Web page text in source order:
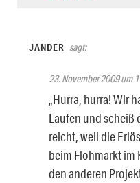
JANDER sagt:
23. November 2009 um
„Hurra, hurra! Wir
Laufen und scheiß
reicht, weil die
beim Flohmarkt im
den anderen